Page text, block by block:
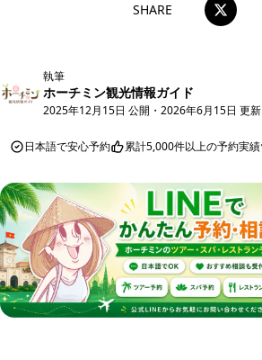
SHARE
執筆
ホーチミン観光情報ガイド
2025年12月15日 公開 ・ 2026年6月15日 更新
日本語で安心予約 累計5,000件以上の予約実績